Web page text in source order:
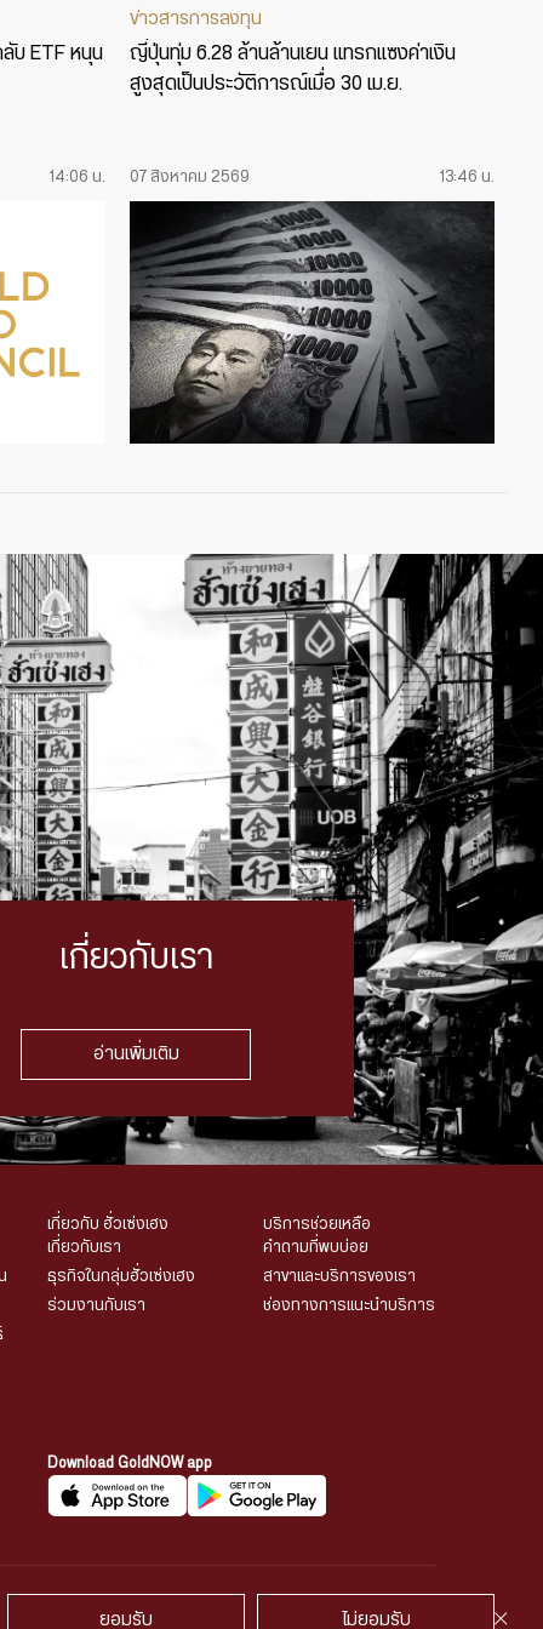
ลับ ETF หนุน
14:06 น.
ข่าวสารการลงทุน
ญี่ปุ่นทุ่ม 6.28 ล้านล้านเยน แทรกแซงค่าเงิน
สูงสุดเป็นประวัติการณ์เมื่อ 30 เม.ย.
07 สิงหาคม 2569 13:46 น.
เกี่ยวกับเรา
อ่านเพิ่มเติม
เกี่ยวกับ ฮั่วเซ่งเฮง
เกี่ยวกับเรา
ธุรกิจในกลุ่มฮั่วเซ่งเฮง
ร่วมงานกับเรา
บริการช่วยเหลือ
คำถามที่พบบ่อย
สาขาและบริการของเรา
ช่องทางการแนะนำบริการ
Download GoldNOW app
ไม่ยอมรับ
ยอมรับ